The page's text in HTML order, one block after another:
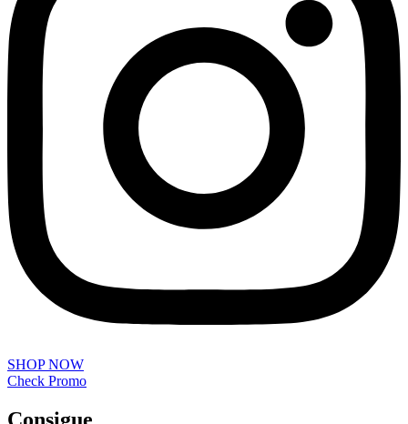
SHOP NOW
Check Promo
Consigue